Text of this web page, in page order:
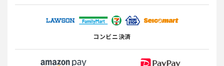
コンビニ決済